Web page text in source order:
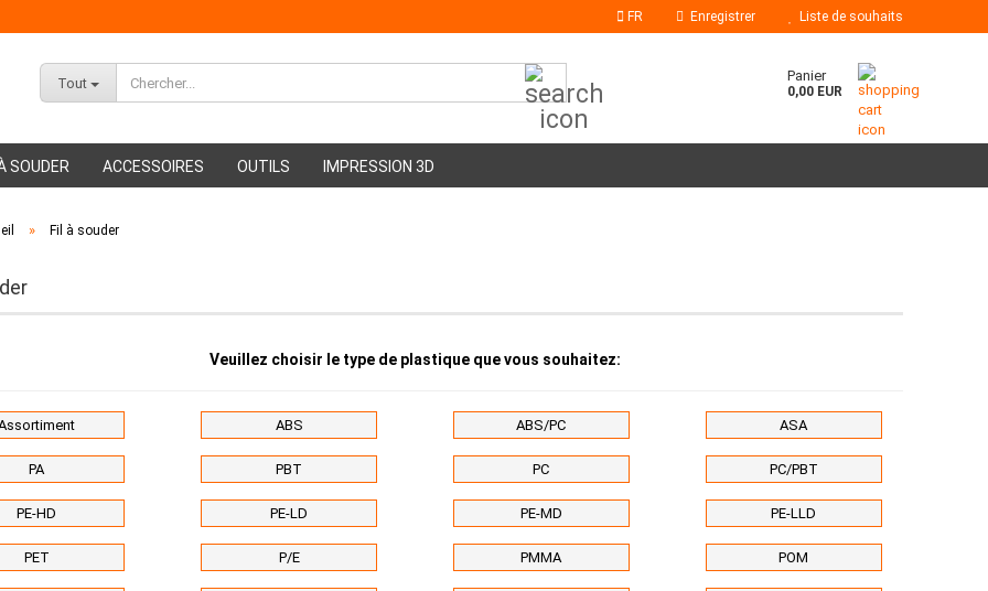
FR Enregistrer Liste de souhaits
Tout Panier
0,00 EUR
SOUDER ACCESSOIRES OUTILS IMPRESSION 3D
» Fil à souder
Veuillez choisir le type de plastique que vous souhaitez:
ABS ABS/PC ASA
PA PBT PC PC/PBT
PE-HD PE-LD PE-MD PE-LLD
PET P/E PMMA POM